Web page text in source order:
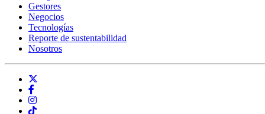
Gestores
Negocios
Tecnologías
Reporte de sustentabilidad
Nosotros